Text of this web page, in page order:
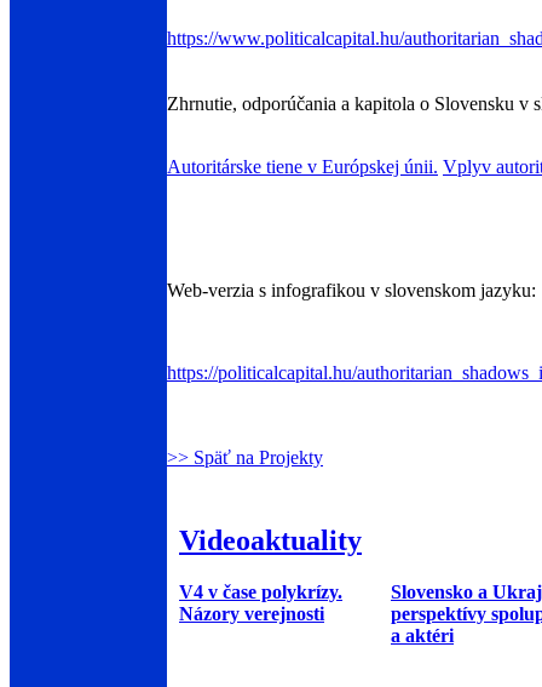
https://www.politicalcapital.hu/
Zhrnutie, odporúčania a kapitola o Slovensku
Autoritárske tiene v Európskej únii. Vplyv
Web-verzia s infografikou v slovenskom jazyku:
https://politicalcapital.hu/
>> Späť na Projekty
Videoaktuality
V4 v čase polykrízy.
Názory verejnosti
Slovensko a
perspektívy
a aktéri